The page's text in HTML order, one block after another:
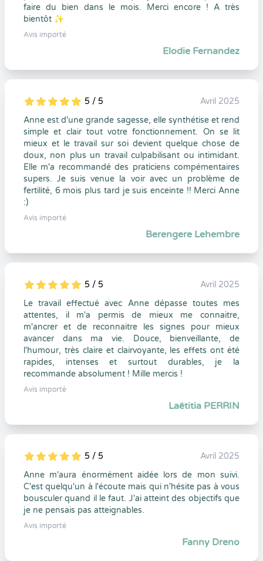
faire du bien dans le mois. Merci encore ! A très
bientôt ✨
Avis importé
Elodie Fernandez
5
1
5
0 5 / 5
Avril 2025
Anne est d'une grande sagesse, elle synthétise et rend
simple et clair tout votre fonctionnement. On se lit
mieux et le travail sur soi devient quelque chose de
doux, non plus un travail culpabilisant ou intimidant.
Elle m'a recommandé des praticiens compémentaires
supers. Je suis venue la voir avec un problème de
fertilité, 6 mois plus tard je suis enceinte !! Merci Anne
:)
Avis importé
Berengere Lehembre
5
1
5
0 5 / 5
Avril 2025
Le travail effectué avec Anne dépasse toutes mes
attentes, il m'a permis de mieux me connaitre,
m'ancrer et de reconnaitre les signes pour mieux
avancer dans ma vie. Douce, bienveillante, de
l'humour, très claire et clairvoyante, les effets ont été
rapides, intenses et surtout durables, je la
recommande absolument ! Mille mercis !
Avis importé
Laëtitia PERRIN
5
1
5
0 5 / 5
Avril 2025
Anne m'aura énormément aidée lors de mon suivi.
C'est quelqu'un à l'écoute mais qui n'hésite pas à vous
bousculer quand il le faut. J'ai atteint des objectifs que
je ne pensais pas atteignables.
Avis importé
Fanny Dreno